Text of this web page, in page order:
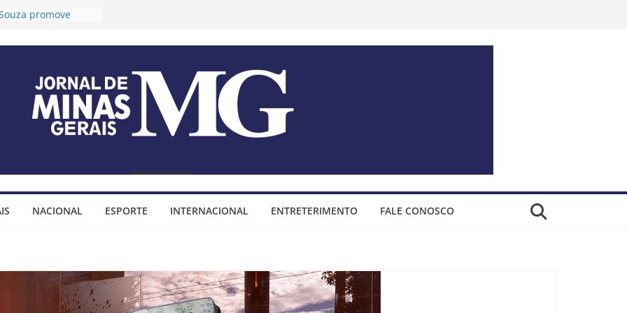
promove
públicas
Plano Diretor e do
Municipal
tese sobre
assina
para construção
NACIONAL ESPORTE INTERNACIONAL ENTRETERIMENTO FALE CONOSCO